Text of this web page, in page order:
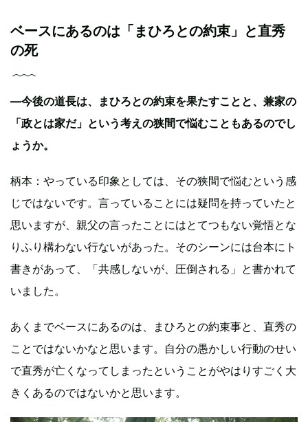
ベースにあるのは「まひろとの約束」と直秀
の死
―今後の道長は、まひろとの約束を果たすことと、兼家の
「政とは家だ」という考えの狭間で悩むこともあるのでし
ょうか。
柄本：やっている印象としては、その狭間で悩むという感
じではないです。言っていることには疑問を持っていたと
思いますが、親父の言ったことにはとてつもない覚悟とな
りふり構わない行ないがあった。そのシーンには台本にト
書きがあって、「共感しないが、圧倒される」と書かれて
いました。
あくまでベースにあるのは、まひろとの約束事と、直秀の
ことではないかなと思います。自分の愚かしい行動のせい
で直秀が亡くなってしまったということがやはりすごく大
きくあるのではないかと思います。